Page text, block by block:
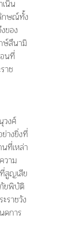
นิน
กษณ์ทั้ง
ของ
ษ์สึนามิ
นที่
าช
วงศ์
างยิ่งที่
ที่เหล่า
วาม
สูญเสีย
ยพิบัติ
ราชวัง
ดการ